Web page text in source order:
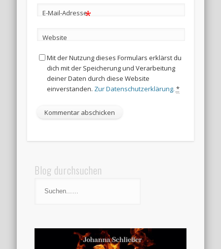
E-Mail-Adresse*
Website
Mit der Nutzung dieses Formulars erklärst du
dich mit der Speicherung und Verarbeitung
deiner Daten durch diese Website
einverstanden. Zur Datenschutzerklärung. *
Blog durchsuchen